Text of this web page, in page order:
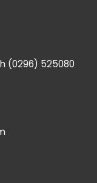
(0296) 525080